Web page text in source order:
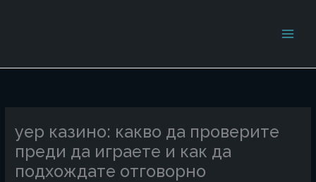
yep казино: какво да проверите
преди да играете и как да
подхождате отговорно